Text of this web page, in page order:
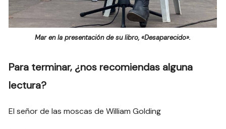
Mar en la presentación de su libro, «Desaparecido».
Para terminar, ¿nos recomiendas alguna
lectura?
El señor de las moscas de William Golding